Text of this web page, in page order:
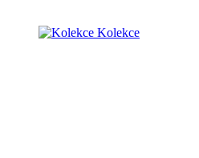
Kolekce